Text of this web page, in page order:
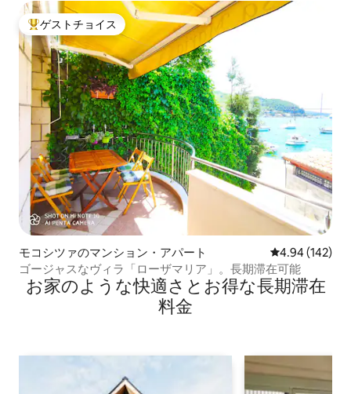
大好評のゲストチョイスです。
ゲストチョイス
モコシツァのマンション・アパート レビュー142
4.94 (142)
ゴージャスなヴィラ「ローザマリア」。長期滞在可能
お家のような快⁠適⁠さ⁠とお⁠得⁠な長⁠期⁠滞⁠在
料⁠金